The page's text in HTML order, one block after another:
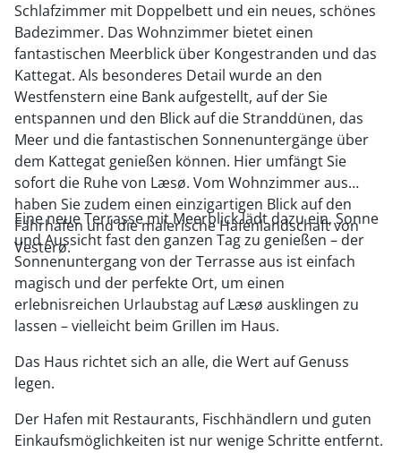
Schlafzimmer mit Doppelbett und ein neues, schönes
Badezimmer. Das Wohnzimmer bietet einen
fantastischen Meerblick über Kongestranden und das
Kattegat. Als besonderes Detail wurde an den
Westfenstern eine Bank aufgestellt, auf der Sie
entspannen und den Blick auf die Stranddünen, das
Meer und die fantastischen Sonnenuntergänge über
dem Kattegat genießen können. Hier umfängt Sie
sofort die Ruhe von Læsø. Vom Wohnzimmer aus
haben Sie zudem einen einzigartigen Blick auf den
Fährhafen und die malerische Hafenlandschaft von
Vesterø.
Eine neue Terrasse mit Meerblick lädt dazu ein, Sonne
und Aussicht fast den ganzen Tag zu genießen – der
Sonnenuntergang von der Terrasse aus ist einfach
magisch und der perfekte Ort, um einen
erlebnisreichen Urlaubstag auf Læsø ausklingen zu
lassen – vielleicht beim Grillen im Haus.
Das Haus richtet sich an alle, die Wert auf Genuss
legen.
Der Hafen mit Restaurants, Fischhändlern und guten
Einkaufsmöglichkeiten ist nur wenige Schritte entfernt.